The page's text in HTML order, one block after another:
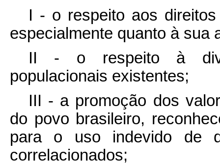
I - o respeito aos
especialmente quanto à sua
II - o respeito à
populacionais existentes;
III - a promoção dos
do povo brasileiro,
para o uso indevido de
correlacionados;